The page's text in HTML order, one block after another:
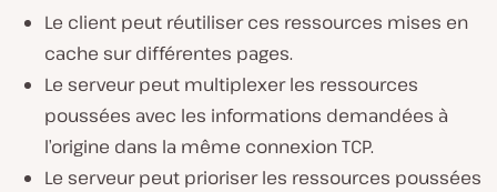
Le client peut réutiliser ces ressources mises en
cache sur différentes pages.
Le serveur peut multiplexer les ressources
poussées avec les informations demandées à
l’origine dans la même connexion TCP.
Le serveur peut prioriser les ressources poussées